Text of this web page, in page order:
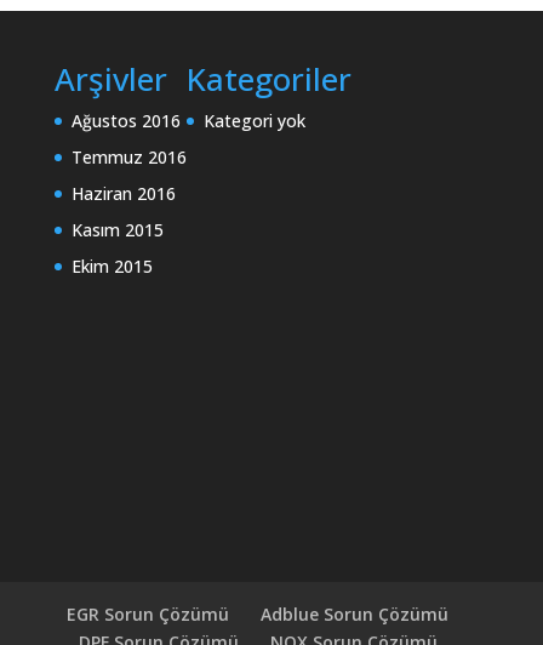
Arşivler
Ağustos 2016
Temmuz 2016
Haziran 2016
Kasım 2015
Ekim 2015
Kategoriler
Kategori yok
EGR Sorun Çözümü
Adblue Sorun Çözümü